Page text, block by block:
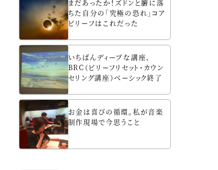
まだあったか！ズドンと腑に落
ちた自分の「究極の恐れ」コア
ビリーフはこれだった
いちばんディープな講座、
BRC（ビリーフリセット・カウン
セリング講座）ベーシック終了
お金は喜びの循環。私が音楽
制作現場で今思うこと